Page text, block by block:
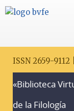
ISSN 2659-9112 |
«Biblioteca
de la Filología